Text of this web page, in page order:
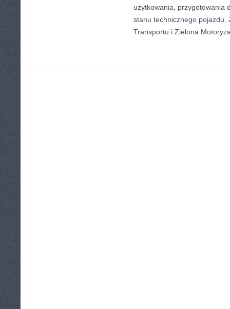
użytkowania, przygotowania
stanu technicznego pojazdu.
Transportu i Zielona